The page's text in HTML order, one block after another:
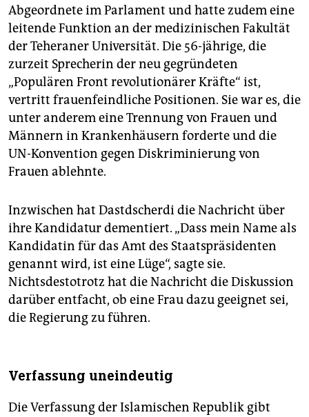
Abgeordnete im Parlament und hatte zudem eine
leitende Funktion an der medizinischen Fakultät
der Teheraner Universität. Die 56-jährige, die
zurzeit Sprecherin der neu gegründeten
„Populären Front revolutionärer Kräfte“ ist,
vertritt frauenfeindliche Positionen. Sie war es, die
unter anderem eine Trennung von Frauen und
Männern in Krankenhäusern forderte und die
UN-Konvention gegen Diskriminierung von
Frauen ablehnte.
Inzwischen hat Dastdscherdi die Nachricht über
ihre Kandidatur dementiert. „Dass mein Name als
Kandidatin für das Amt des Staatspräsidenten
genannt wird, ist eine Lüge“, sagte sie.
Nichtsdestotrotz hat die Nachricht die Diskussion
darüber entfacht, ob eine Frau dazu geeignet sei,
die Regierung zu führen.
Verfassung uneindeutig
Die Verfassung der Islamischen Republik gibt